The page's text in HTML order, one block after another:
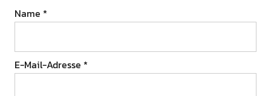
Name *
E-Mail-Adresse *